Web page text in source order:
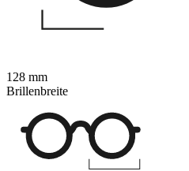
128 mm
Brillenbreite